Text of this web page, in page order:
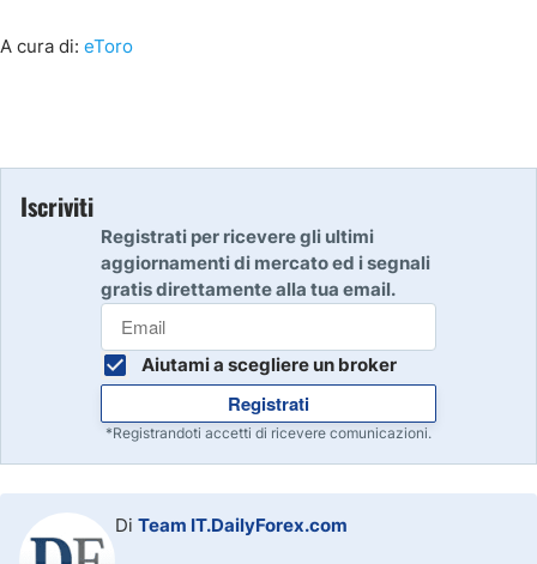
A cura di: eToro
Iscriviti
Registrati per ricevere gli ultimi
aggiornamenti di mercato ed i segnali
gratis direttamente alla tua email.
Aiutami a scegliere un broker
Registrati
*Registrandoti accetti di ricevere comunicazioni.
Di Team IT.DailyForex.com